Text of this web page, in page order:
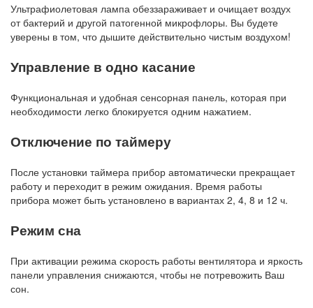
Ультрафиолетовая лампа обеззараживает и очищает воздух
от бактерий и другой патогенной микрофлоры. Вы будете
уверены в том, что дышите действительно чистым воздухом!
Управление в одно касание
Функциональная и удобная сенсорная панель, которая при
необходимости легко блокируется одним нажатием.
Отключение по таймеру
После установки таймера прибор автоматически прекращает
работу и переходит в режим ожидания. Время работы
прибора может быть установлено в вариантах 2, 4, 8 и 12 ч.
Режим сна
При активации режима скорость работы вентилятора и яркость
панели управления снижаются, чтобы не потревожить Ваш
сон.